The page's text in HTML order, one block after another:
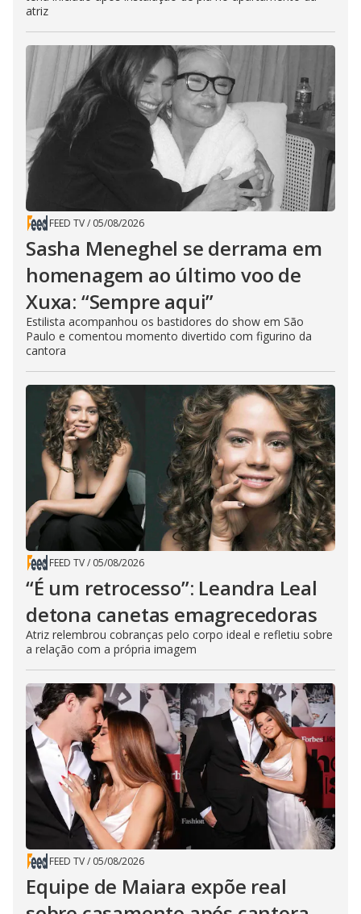
atriz
FEED TV/ 05/08/2026
Sasha Meneghel se derrama em
homenagem ao último voo de
Xuxa: “Sempre aqui”
Estilista acompanhou os bastidores do show em São
Paulo e comentou momento divertido com figurino da
cantora
FEED TV/ 05/08/2026
“É um retrocesso”: Leandra Leal
detona canetas emagrecedoras
Atriz relembrou cobranças pelo corpo ideal e refletiu sobre
a relação com a própria imagem
FEED TV/ 05/08/2026
Equipe de Maiara expõe real